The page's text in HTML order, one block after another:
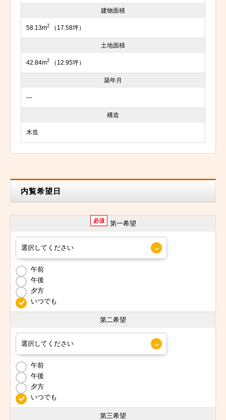
建物面積
58.13m2 （17.58坪）
土地面積
42.84m2 （12.95坪）
築年月
---
構造
木造
内覧希望日
必須 第一希望
午前
午後
夕方
いつでも
第二希望
午前
午後
夕方
いつでも
第三希望